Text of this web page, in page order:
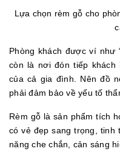
Lựa chọn rèm gỗ cho
Phòng khách được ví như
còn là nơi đón tiếp khách
của cả gia đình. Nên đồ
phải đảm bảo về yếu tố
Rèm gỗ là sản phẩm tích
có vẻ đẹp sang trọng, tinh
năng che chắn, cản sáng